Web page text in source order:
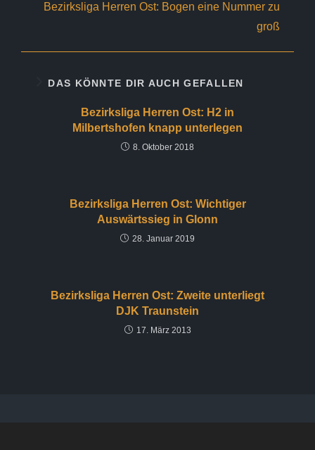
Bezirksliga Herren Ost: Bogen eine Nummer zu
groß
DAS KÖNNTE DIR AUCH GEFALLEN
Bezirksliga Herren Ost: H2 in
Milbertshofen knapp unterlegen
8. Oktober 2018
Bezirksliga Herren Ost: Wichtiger
Auswärtssieg in Glonn
28. Januar 2019
Bezirksliga Herren Ost: Zweite unterliegt
DJK Traunstein
17. März 2013